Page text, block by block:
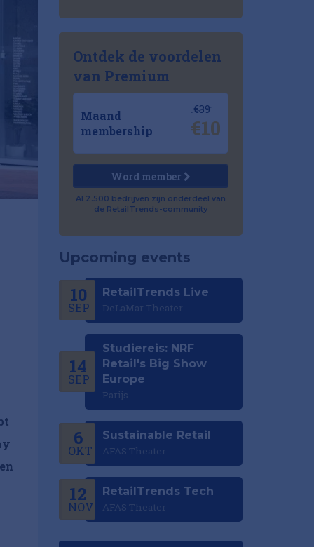
Ontdek de voordelen
van Premium
Maand
membership
€39
€10
Word member
Al 2.500 bedrijven zijn onderdeel van
de RetailTrends-community
Upcoming events
10
SEP
RetailTrends Live
DeLaMar Theater
14
SEP
Studiereis: NRF
Retail's Big Show
Europe
Parijs
6
OKT
Sustainable Retail
AFAS Theater
12
NOV
RetailTrends Tech
AFAS Theater